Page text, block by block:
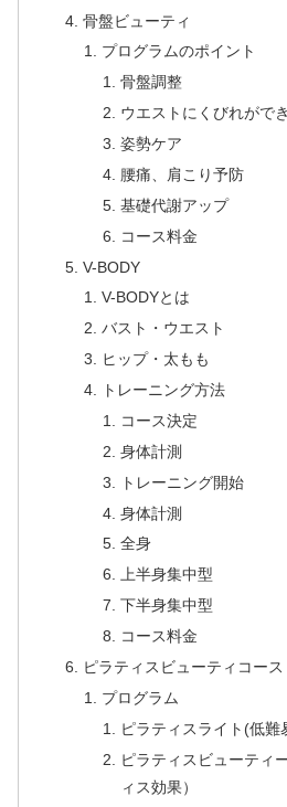
骨盤ビューティ
プログラムのポイント
骨盤調整
ウエストにくびれがで
姿勢ケア
腰痛、肩こり予防
基礎代謝アップ
コース料金
V-BODY
V-BODYとは
バスト・ウエスト
ヒップ・太もも
トレーニング方法
コース決定
身体計測
トレーニング開始
身体計測
全身
上半身集中型
下半身集中型
コース料金
ピラティスビューティコース
プログラム
ピラティスライト(低難
ピラティスビューティ
ィス効果）